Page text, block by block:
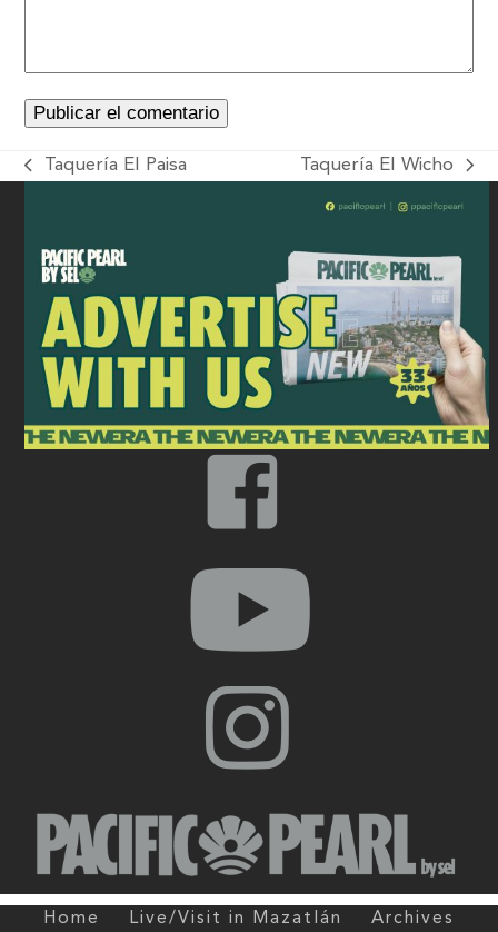
Taquería El Paisa Taquería El Wicho
Home Live/Visit in Mazatlán Archives